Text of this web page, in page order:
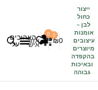
ייצור
כחול
לבן –
אומנות
עיצובים
מיוצרים
בהקפדה
ובאיכות
גבוהה
₪0
0 האהובים
עלי
0
אזור
אישי